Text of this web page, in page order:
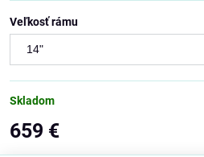
Veľkosť rámu
Skladom
659 €